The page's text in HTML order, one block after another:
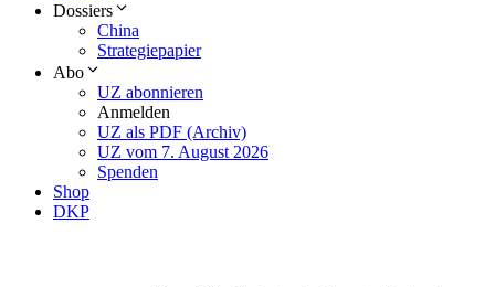
Dossiers
China
Strategiepapier
Abo
UZ abonnieren
Anmelden
UZ als PDF (Archiv)
UZ vom 7. August 2026
Spenden
Shop
DKP